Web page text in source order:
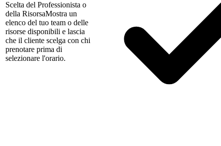
Scelta del Professionista o
della RisorsaMostra un
elenco del tuo team o delle
risorse disponibili e lascia
che il cliente scelga con chi
prenotare prima di
selezionare l'orario.